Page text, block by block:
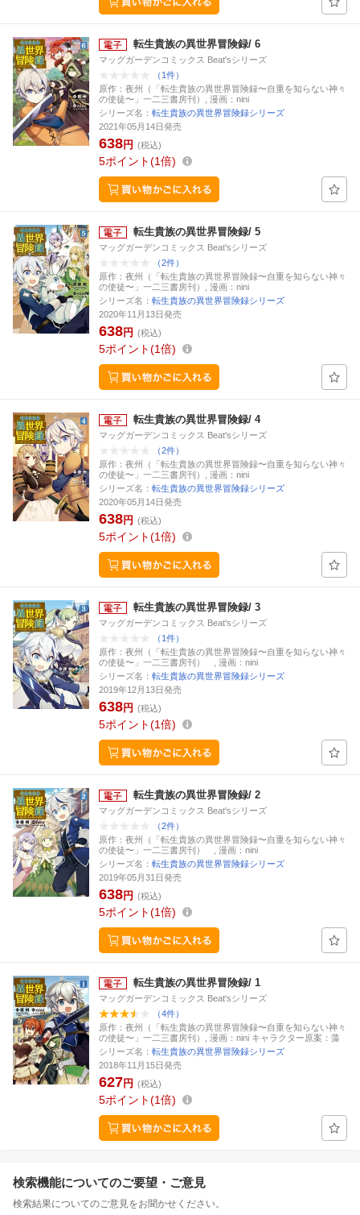
転生貴族の異世界冒険録/ 6
マッグガーデンコミックス Beat'sシリーズ
（1件）
原作：夜州（「転生貴族の異世界冒険録〜自重を知らない神々
の使徒〜」一二三書房刊）, 漫画：nini
シリーズ名： 転生貴族の異世界冒険録シリーズ
2021年05月14日発売
638円 (税込)
5ポイント 1倍
転生貴族の異世界冒険録/ 5
マッグガーデンコミックス Beat'sシリーズ
（2件）
原作：夜州（「転生貴族の異世界冒険録〜自重を知らない神々
の使徒〜」一二三書房刊）, 漫画：nini
シリーズ名： 転生貴族の異世界冒険録シリーズ
2020年11月13日発売
638円 (税込)
5ポイント 1倍
転生貴族の異世界冒険録/ 4
マッグガーデンコミックス Beat'sシリーズ
（2件）
原作：夜州（「転生貴族の異世界冒険録〜自重を知らない神々
の使徒〜」一二三書房刊）, 漫画：nini
シリーズ名： 転生貴族の異世界冒険録シリーズ
2020年05月14日発売
638円 (税込)
5ポイント 1倍
転生貴族の異世界冒険録/ 3
マッグガーデンコミックス Beat'sシリーズ
（1件）
原作：夜州（「転生貴族の異世界冒険録〜自重を知らない神々
の使徒〜」一二三書房刊） , 漫画：nini
シリーズ名： 転生貴族の異世界冒険録シリーズ
2019年12月13日発売
638円 (税込)
5ポイント 1倍
転生貴族の異世界冒険録/ 2
マッグガーデンコミックス Beat'sシリーズ
（2件）
原作：夜州（「転生貴族の異世界冒険録〜自重を知らない神々
の使徒〜」一二三書房刊） , 漫画：nini
シリーズ名： 転生貴族の異世界冒険録シリーズ
2019年05月31日発売
638円 (税込)
5ポイント 1倍
転生貴族の異世界冒険録/ 1
マッグガーデンコミックス Beat'sシリーズ
（4件）
原作：夜州（「転生貴族の異世界冒険録〜自重を知らない神々
の使徒〜」一二三書房刊）, 漫画：nini キャラクター原案：藻
シリーズ名： 転生貴族の異世界冒険録シリーズ
2018年11月15日発売
627円 (税込)
5ポイント 1倍
検索機能についてのご要望・ご意見
検索結果についてのご意見をお聞かせください。